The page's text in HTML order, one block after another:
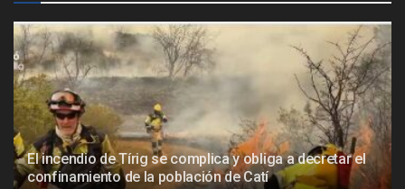
El incendio de Tírig se complica y obliga a decretar el
confinamiento de la población de Catí